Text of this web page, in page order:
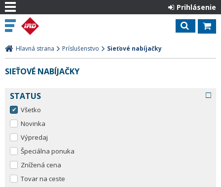
Prihlásenie
Hlavná strana Príslušenstvo Sieťové nabíjačky
SIEŤOVÉ NABÍJAČKY
STATUS
Všetko
Novinka
Výpredaj
Špeciálna ponuka
Znížená cena
Tovar na ceste